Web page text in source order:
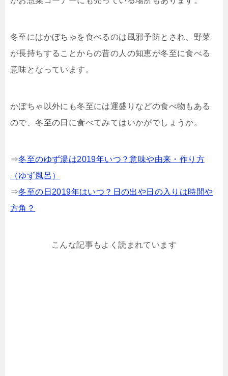
冬至にはかぼちゃを食べるのは風邪予防とされ、野菜
が長持ちすることからの昔の人の知恵が冬至に食べる
意味となっています。
かぼちゃ以外にも冬至には運盛りなどの食べ物もある
ので、冬至の日に食べてみてはいかがでしょうか。
⇒冬至のゆず湯は2019年いつ？意味や由来・作り方
（ゆず風呂）
⇒冬至の日2019年はいつ？日の出や日の入りは時間や
方角？
こんな記事もよく読まれています